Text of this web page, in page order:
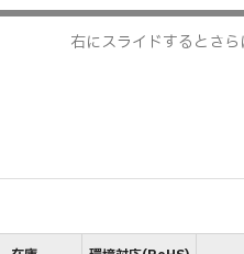
右にスライドするとさ